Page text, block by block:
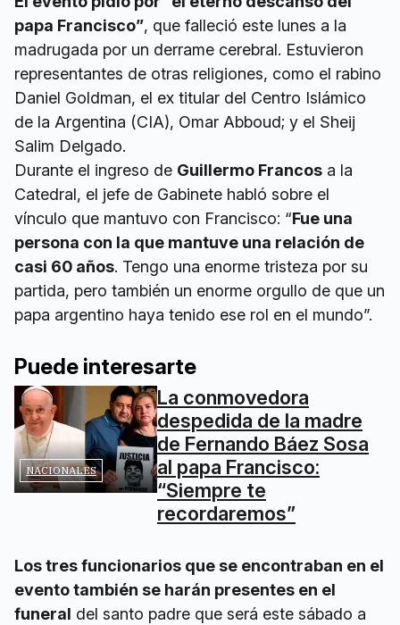
papa Francisco”, que falleció este lunes a la
madrugada por un derrame cerebral. Estuvieron
representantes de otras religiones, como el rabino
Daniel Goldman, el ex titular del Centro Islámico
de la Argentina (CIA), Omar Abboud; y el Sheij
Salim Delgado.
Durante el ingreso de Guillermo Francos a la
Catedral, el jefe de Gabinete habló sobre el
vínculo que mantuvo con Francisco: “Fue una
persona con la que mantuve una relación de
casi 60 años. Tengo una enorme tristeza por su
partida, pero también un enorme orgullo de que un
papa argentino haya tenido ese rol en el mundo”.
Puede interesarte
NACIONALES
La conmovedora
despedida de la madre
de Fernando Báez Sosa
al papa Francisco:
“Siempre te
recordaremos”
Los tres funcionarios que se encontraban en el
evento también se harán presentes en el
funeral del santo padre que será este sábado a